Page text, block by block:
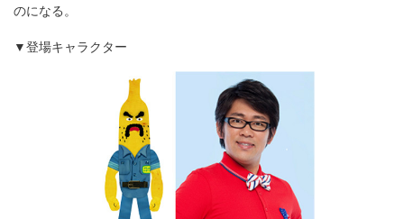
のになる。
▼登場キャラクター